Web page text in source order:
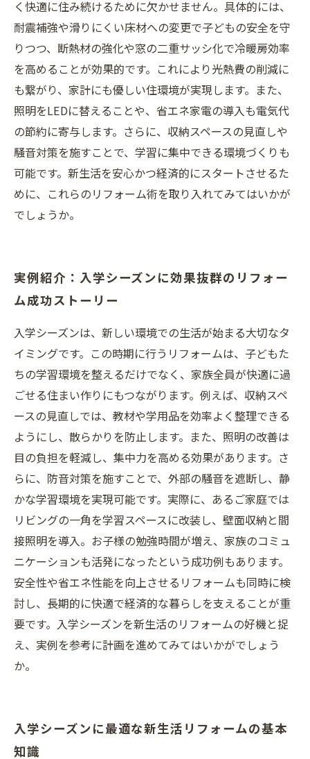
く快適に住み続けるために欠かせません。具体的には、
耐震補強や滑りにくい床材への変更で子どもの安全を守
りつつ、断熱材の強化や窓の二重サッシ化で冷暖房効率
を高めることが効果的です。これにより光熱費の削減に
も繋がり、家計にも優しい住環境が実現します。また、
照明をLEDに替えることや、省エネ家電の導入も電気代
の節約に寄与します。さらに、収納スペースの見直しや
騒音対策を施すことで、学習に集中できる環境づくりも
可能です。新生活を安心かつ経済的にスタートさせるた
めに、これらのリフォーム術を取り入れてみてはいかが
でしょうか。
実例紹介：入学シーズンに効果抜群のリフォー
ム成功ストーリー
入学シーズンは、新しい環境での生活が始まる大切なタ
イミングです。この時期に行うリフォームは、子どもた
ちの学習環境を整えるだけでなく、家族全員が快適に過
ごせる住まい作りにもつながります。例えば、収納スペ
ースの見直しでは、教材や学用品を効率よく整理できる
ようにし、散らかりを防止します。また、照明の改善は
目の負担を軽減し、集中力を高める効果があります。さ
らに、防音対策を施すことで、外部の騒音を遮断し、静
かな学習環境を実現可能です。実際に、あるご家庭では
リビングの一角を学習スペースに改装し、壁面収納と間
接照明を導入。お子様の勉強時間が増え、家族のコミュ
ニケーションも活発になったという成功例もあります。
安全性や省エネ性能を向上させるリフォームも同時に検
討し、長期的に快適で経済的な暮らしを支えることが重
要です。入学シーズンを新生活のリフォームの好機と捉
え、実例を参考に計画を進めてみてはいかがでしょう
か。
入学シーズンに最適な新生活リフォームの基本
知識